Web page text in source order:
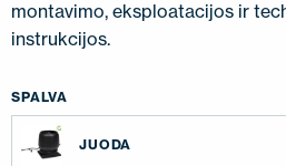
montavimo, eksploatacijos ir
instrukcijos.
SPALVA
JUODA